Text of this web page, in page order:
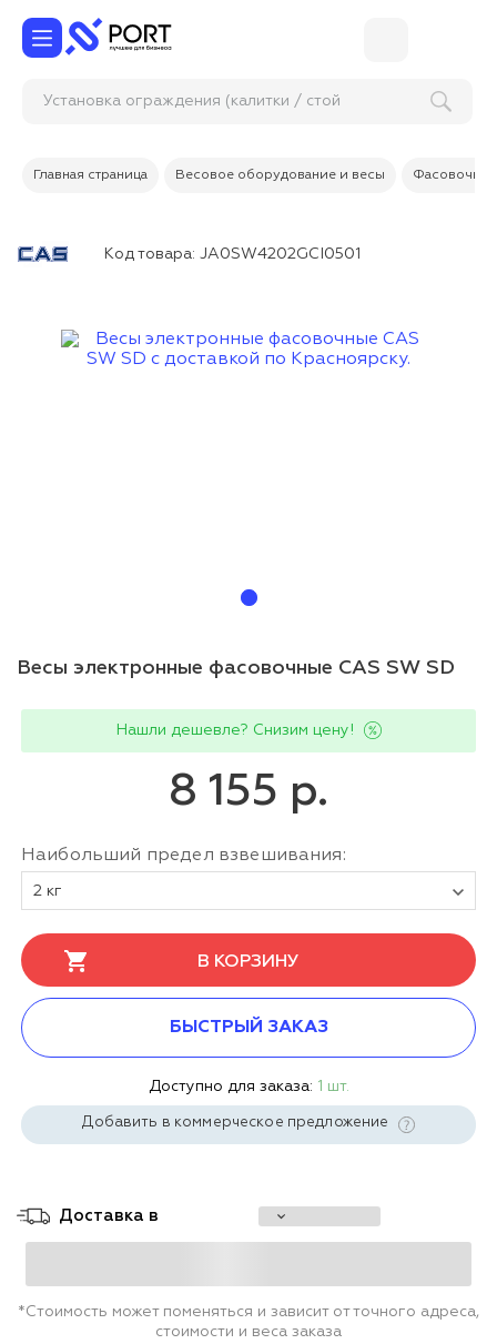
Установка ограждения (калитки / стойки
Главная страница Весовое оборудование и весы
Код товара: JA0SW4202GCI0501
Весы электронные фасовочные CAS SW SD
Нашли дешевле? Снизим цену!
8 155 р.
Наибольший предел взвешивания:
2 кг
В КОРЗИНУ
БЫСТРЫЙ ЗАКАЗ
Доступно для заказа: 1 шт.
Добавить в коммерческое предложение
Доставка в
*Стоимость может поменяться и зависит от точного адреса,
стоимости и веса заказа